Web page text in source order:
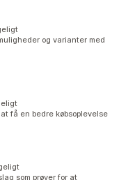
og varianter med
få en bedre købsoplevelse
som prøver for at